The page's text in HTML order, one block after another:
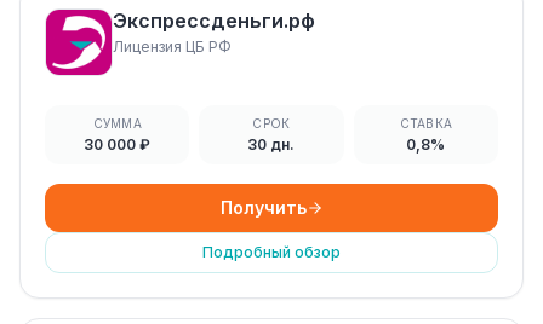
Экспрессденьги.рф
Лицензия ЦБ РФ
СУММА
30 000 ₽
СРОК
30 дн.
СТАВКА
0,8%
Получить
Подробный обзор